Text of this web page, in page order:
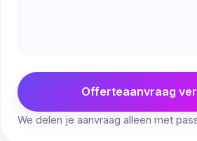
Offerteaanvraag
We delen je aanvraag alleen met